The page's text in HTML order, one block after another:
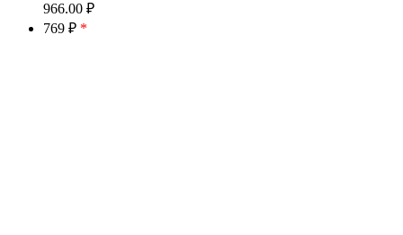
966.00 ₽
769 ₽ *